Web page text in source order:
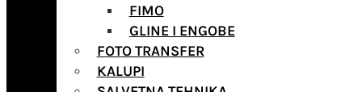
FIMO
GLINE I ENGOBE
FOTO TRANSFER
KALUPI